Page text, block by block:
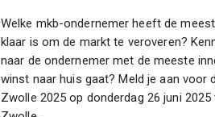
Welke mkb-ondernemer heeft de
klaar is om de markt te veroveren?
naar de ondernemer met de meeste
winst naar huis gaat? Meld je aan voor
Zwolle 2025 op donderdag 26 juni